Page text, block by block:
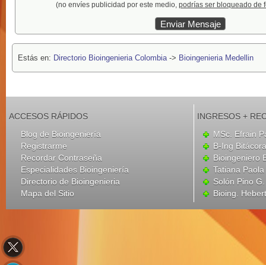
(no envíes publicidad por este medio, podrías ser bloqueado de
Estás en: Directorio Bioingenieria Colombia-> Bioingenieria Medellin
ACCESOS RÁPIDOS
Blog de Bioingeniería
Registrarme
Recordar Contraseña
Especialidades Bioingeniería
Directorio de Bioingenieria
Mapa del Sitio
INGRESOS +
MSc. Efrain
B-Ing
Bioingeniero
Tatiana Paola
Solón Pino
Bioing.